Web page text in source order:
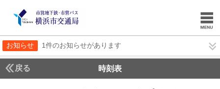
お知らせ 1件のお知らせがあります
戻る 時刻表